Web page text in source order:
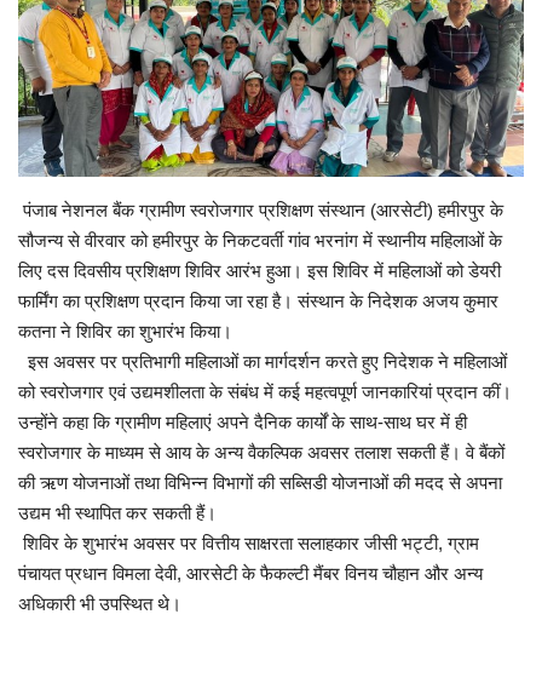
Gallery
Enquiry
पंजाब नेशनल बैंक ग्रामीण स्वरोजगार प्रशिक्षण संस्थान (आरसेटी) हमीरपुर के
सौजन्य से वीरवार को हमीरपुर के निकटवर्ती गांव भरनांग में स्थानीय महिलाओं के
लिए दस दिवसीय प्रशिक्षण शिविर आरंभ हुआ। इस शिविर में महिलाओं को डेयरी
फार्मिंग का प्रशिक्षण प्रदान किया जा रहा है। संस्थान के निदेशक अजय कुमार
कतना ने शिविर का शुभारंभ किया।
इस अवसर पर प्रतिभागी महिलाओं का मार्गदर्शन करते हुए निदेशक ने महिलाओं
को स्वरोजगार एवं उद्यमशीलता के संबंध में कई महत्वपूर्ण जानकारियां प्रदान कीं।
उन्होंने कहा कि ग्रामीण महिलाएं अपने दैनिक कार्यों के साथ-साथ घर में ही
स्वरोजगार के माध्यम से आय के अन्य वैकल्पिक अवसर तलाश सकती हैं। वे बैंकों
की ऋण योजनाओं तथा विभिन्न विभागों की सब्सिडी योजनाओं की मदद से अपना
उद्यम भी स्थापित कर सकती हैं।
शिविर के शुभारंभ अवसर पर वित्तीय साक्षरता सलाहकार जीसी भट्टी, ग्राम
पंचायत प्रधान विमला देवी, आरसेटी के फैकल्टी मैंबर विनय चौहान और अन्य
अधिकारी भी उपस्थित थे।